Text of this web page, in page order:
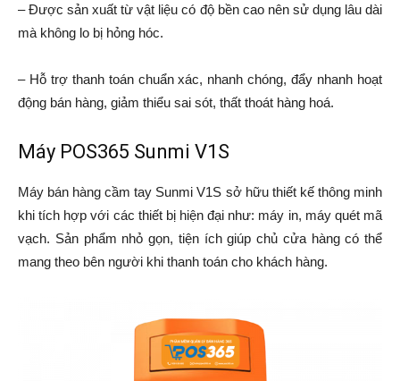
– Được sản xuất từ vật liệu có độ bền cao nên sử dụng lâu dài
mà không lo bị hỏng hóc.
– Hỗ trợ thanh toán chuẩn xác, nhanh chóng, đẩy nhanh hoạt
động bán hàng, giảm thiểu sai sót, thất thoát hàng hoá.
Máy POS365 Sunmi V1S
Máy bán hàng cầm tay Sunmi V1S sở hữu thiết kế thông minh
khi tích hợp với các thiết bị hiện đại như: máy in, máy quét mã
vạch. Sản phẩm nhỏ gọn, tiện ích giúp chủ cửa hàng có thể
mang theo bên người khi thanh toán cho khách hàng.